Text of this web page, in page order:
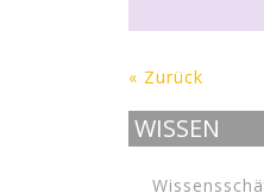
« Zurück
WISSEN